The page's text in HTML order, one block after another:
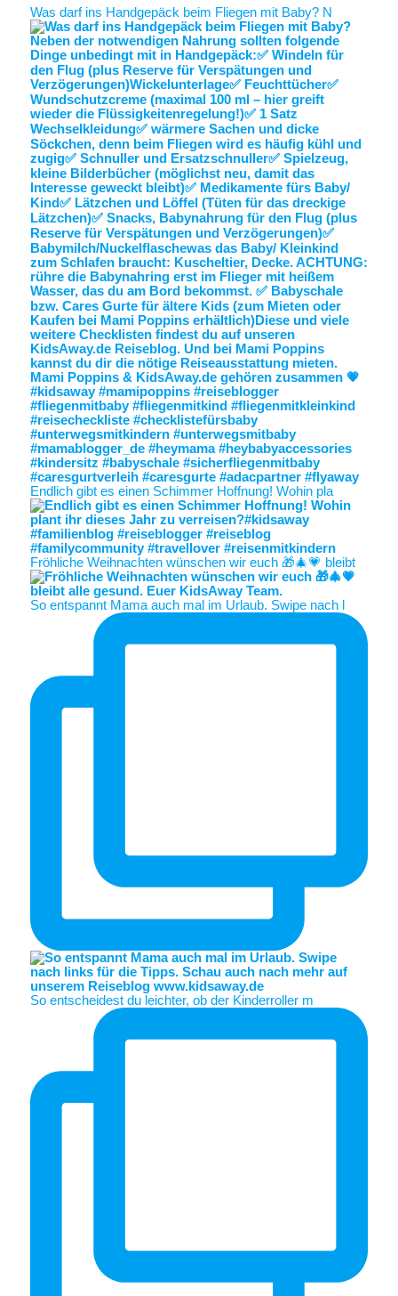
Was darf ins Handgepäck beim Fliegen mit Baby? N
Endlich gibt es einen Schimmer Hoffnung! Wohin pla
Fröhliche Weihnachten wünschen wir euch 🎁🎄💗 bleibt
So entspannt Mama auch mal im Urlaub. Swipe nach l
So entscheidest du leichter, ob der Kinderroller m